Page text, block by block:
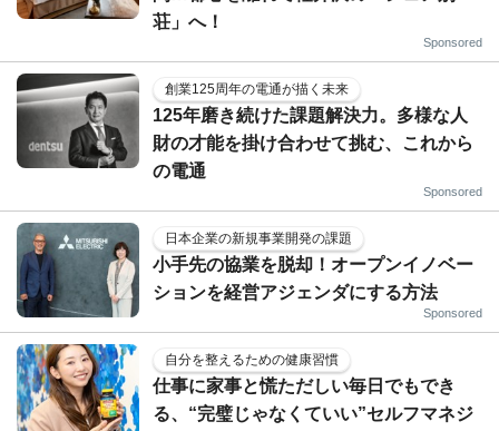
荘」へ！
Sponsored
創業125周年の電通が描く未来
125年磨き続けた課題解決力。多様な人
財の才能を掛け合わせて挑む、これから
の電通
Sponsored
日本企業の新規事業開発の課題
小手先の協業を脱却！オープンイノベー
ションを経営アジェンダにする方法
Sponsored
自分を整えるための健康習慣
仕事に家事と慌ただしい毎日でもでき
る、“完璧じゃなくていい”セルフマネジ